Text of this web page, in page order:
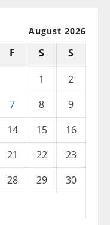
August 2026
F S
S
1
2
7 8
9
14 15
16
21 22
23
28 29
30